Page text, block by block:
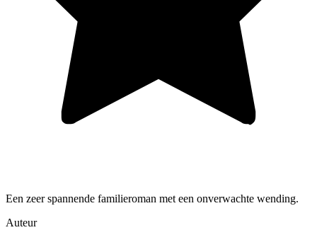
Een zeer spannende familieroman met een onverwachte wending.
Auteur